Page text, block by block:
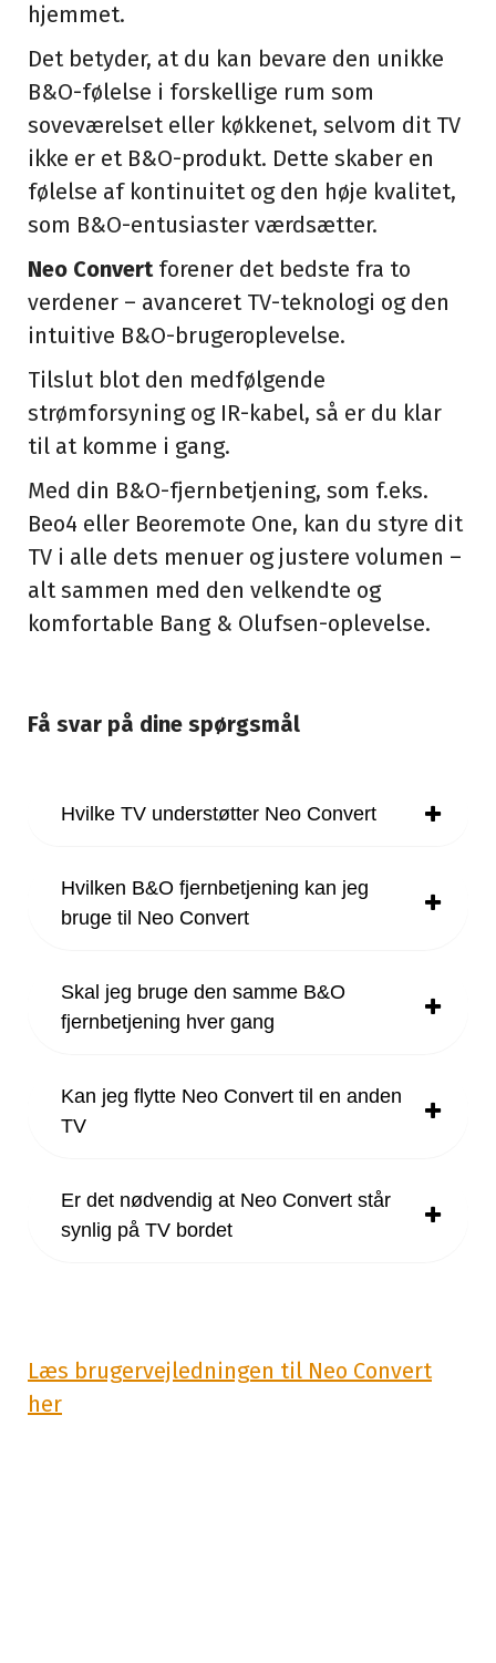
hjemmet.
Det betyder, at du kan bevare den unikke
B&O-følelse i forskellige rum som
soveværelset eller køkkenet, selvom dit TV
ikke er et B&O-produkt. Dette skaber en
følelse af kontinuitet og den høje kvalitet,
som B&O-entusiaster værdsætter.
Neo Convertforener det bedste fra to
verdener – avanceret TV-teknologi og den
intuitive B&O-brugeroplevelse.
Tilslut blot den medfølgende
strømforsyning og IR-kabel, så er du klar
til at komme i gang.
Med din B&O-fjernbetjening, som f.eks.
Beo4 eller Beoremote One, kan du styre dit
TV i alle dets menuer og justere volumen –
alt sammen med den velkendte og
komfortable Bang & Olufsen-oplevelse.
Få svar på dine spørgsmål
Hvilke TV understøtter Neo Convert
Hvilken B&O fjernbetjening kan jeg
bruge til Neo Convert
Skal jeg bruge den samme B&O
fjernbetjening hver gang
Kan jeg flytte Neo Convert til en anden
TV
Er det nødvendig at Neo Convert står
synlig på TV bordet
Læs brugervejledningen til Neo Convert
her